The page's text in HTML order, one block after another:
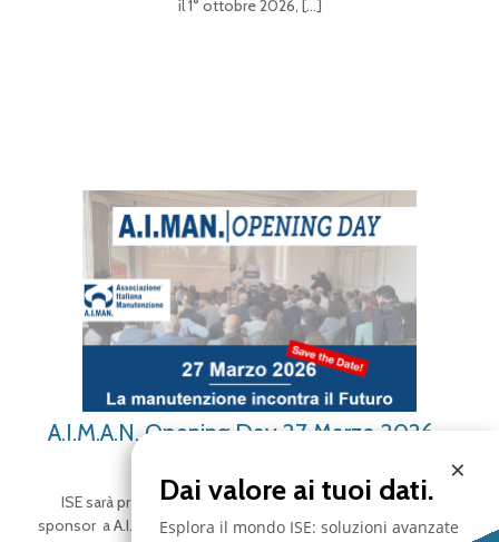
il 1° ottobre 2026, […]
A.I.M.A.N. Opening Day 27 Marzo 2026 –
ISE sarà presente il 27 marzo 2026 a Varese in qualità di
sponsor a A.I.MAN. Opening Day “La manutenzione incontra il
×
Dai valore ai tuoi dati.
Esplora il mondo ISE: soluzioni avanzate